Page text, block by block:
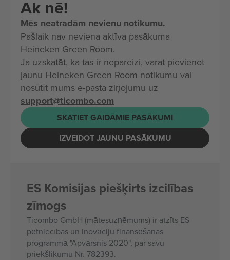
Ak nē!
Mēs neatradām nevienu notikumu.
Pašlaik nav neviena aktīva pasākuma
Heineken Green Room.
Ja uzskatāt, ka tas ir nepareizi, varat pievienot
jaunu Heineken Green Room notikumu vai
nosūtīt mums e-pasta ziņojumu uz
support@ticombo.com
SKATIET GAIDĀMIE PASĀKUMI
IZVEIDOT JAUNU PASĀKUMU
ES Komisijas piešķirts izcilības
zīmogs
Ticombo GmbH (mātesuzņēmums) ir atzīts ES
pētniecības un inovāciju finansēšanas
programmā "Apvārsnis 2020", par savu
priekšlikumu Nr. 782393.